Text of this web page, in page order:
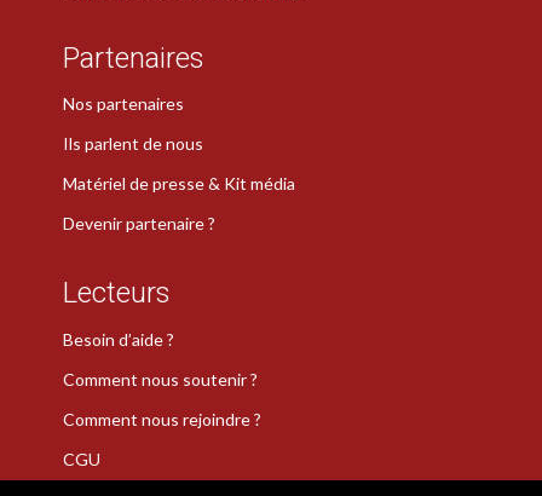
Partenaires
Nos partenaires
Ils parlent de nous
Matériel de presse & Kit média
Devenir partenaire ?
Lecteurs
Besoin d’aide ?
Comment nous soutenir ?
Comment nous rejoindre ?
CGU